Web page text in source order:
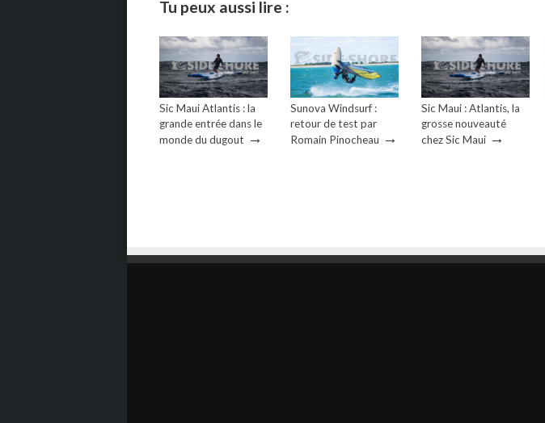
Tu peux aussi lire :
Sic Maui Atlantis : la
grande entrée dans le
monde du dugout →
Sunova Windsurf :
retour de test par
Romain Pinocheau →
Sic Maui : Atlantis, la
grosse nouveauté
chez Sic Maui →